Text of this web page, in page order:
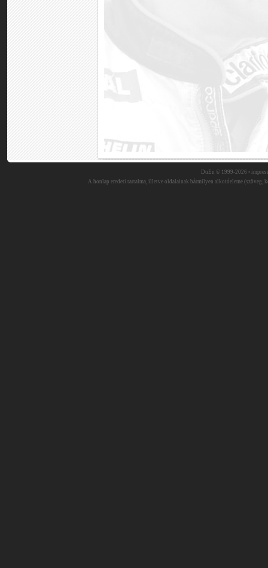
DuEn © 1999-2026 •
A honlap eredeti tartalma, illetve oldalainak bármilyen alkotóeleme (szöveg,